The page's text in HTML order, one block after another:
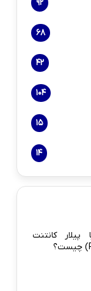
92
68
42
104
15
14
کانتنت